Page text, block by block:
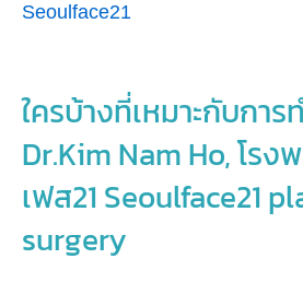
Seoulface21
ใครบ้างที่เหมาะกับกา
Dr.Kim Nam Ho, โรง
เฟส21 Seoulface21
surgery